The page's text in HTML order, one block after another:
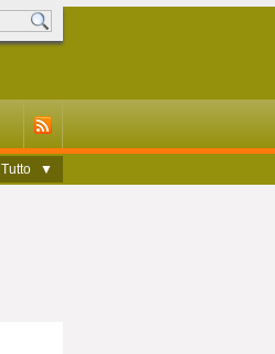
Tutto ▼